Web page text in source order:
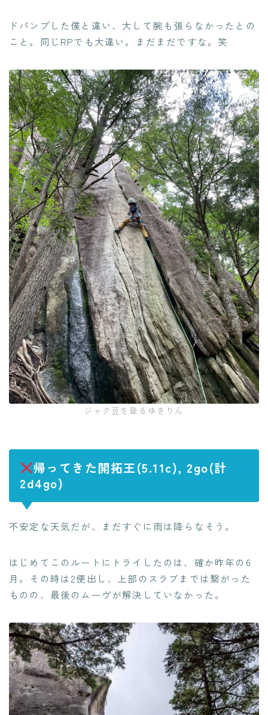
ドパンプした僕と違い、大して腕も張らなかったとの
こと。同じRPでも大違い。まだまだですな。笑
ジャク豆を登るゆきりん
帰ってきた開拓王(5.11c), 2go(計
2d4go)
不安定な天気だが、まだすぐに雨は降らなそう。
はじめてこのルートにトライしたのは、確か昨年の6
月。その時は2便出し、上部のスラブまでは繋がった
ものの、最後のムーヴが解決していなかった。